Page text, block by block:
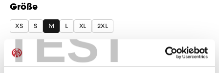
TEST
Größe
auswählen
XS S M L XL 2XL
Produkt Anzahl: Gib den gewünschten
Anzahl